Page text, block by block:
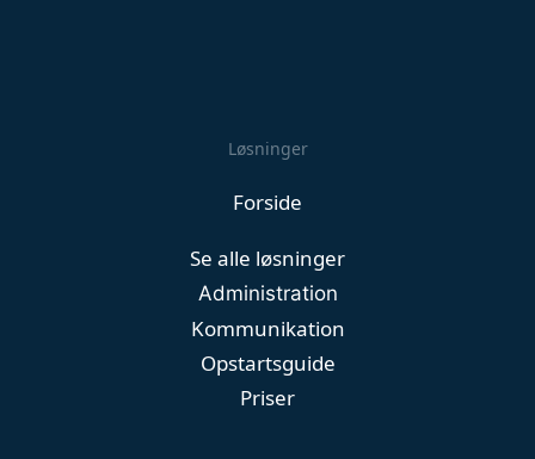
Løsninger
Forside
Se alle løsninger
Administration
Kommunikation
Opstartsguide
Priser